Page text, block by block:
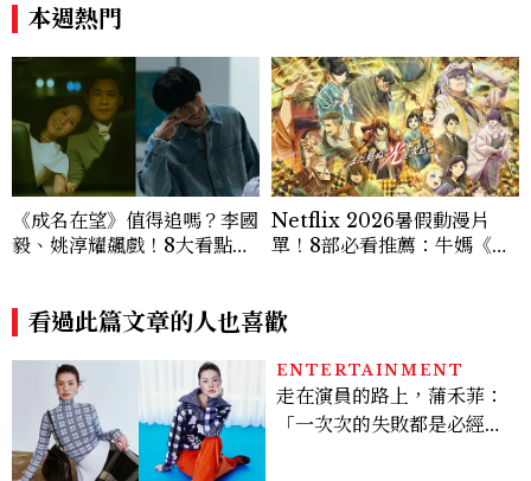
本週熱門
《成名在望》值得追嗎？李國
毅、姚淳耀飆戲！8大看點與
Netflix 2026暑假動漫片
單！8部必看推薦：牛媽《黃
看過此篇文章的人也喜歡
ENTERTAINMENT
走在演員的路上，蒲禾菲：
「一次次的失敗都是必經過